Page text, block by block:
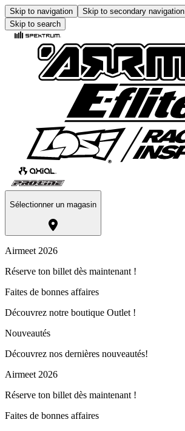
Skip to navigation Skip to secondary navigation
Skip to search
Sélectionner un magasin
Airmeet 2026
Réserve ton billet dès maintenant !
Faites de bonnes affaires
Découvrez notre boutique Outlet !
Nouveautés
Découvrez nos dernières nouveautés!
Airmeet 2026
Réserve ton billet dès maintenant !
Faites de bonnes affaires